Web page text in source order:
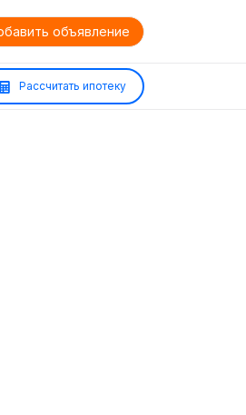
объявление
Рассчитать ипотеку